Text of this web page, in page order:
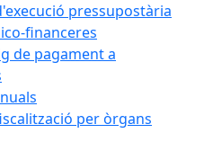
pressupostària
financeres
de pagament a
per òrgans